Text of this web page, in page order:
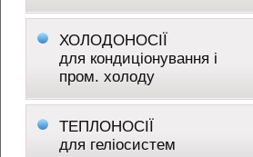
ХОЛОДОНОСІЇ
для кондиціонування і
пром. холоду
ТЕПЛОНОСІЇ
для геліосистем